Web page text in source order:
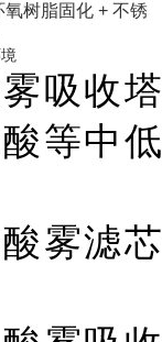
树脂固化 + 不锈
吸收塔
等中低
雾滤芯